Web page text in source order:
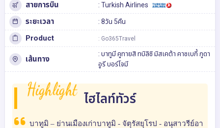
สายการบิน : Turkish Airlines
ระยะเวลา : 8วัน 5คืน
Product : Go365Travel
เส้นทาง
: บาทูมี คูทายสิ ทบิลิซิ มิสเคต้า คาซเบกี้ กูดา
อูรี บอร์โจมี
Highlight ไฮไลท์ทัวร์
บาทูมิ – ย่านเมืองเก่าบาทูมิ - จัตุรัสยุโรป - อนุสาวรีย์อา